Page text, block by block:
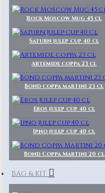
Rock Moscow Mug 45 cl
Saturn julep cup 40 cl
Artemide coppa 23 cl
Bond coppa martini 23 cl
Eros julep cup 40 cl
Ipno julep cup 40 cl
Bond Coppa Martini 20 cl
BAG & KIT